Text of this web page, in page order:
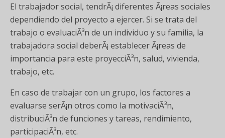
El trabajador social, tendrÃ¡ diferentes Ã¡reas sociales
dependiendo del proyecto a ejercer. Si se trata del
trabajo o evaluaciÃ³n de un individuo y su familia, la
trabajadora social deberÃ¡ establecer Ã¡reas de
importancia para este proyecciÃ³n, salud, vivienda,
trabajo, etc.
En caso de trabajar con un grupo, los factores a
evaluarse serÃ¡n otros como la motivaciÃ³n,
distribuciÃ³n de funciones y tareas, rendimiento,
participaciÃ³n, etc.